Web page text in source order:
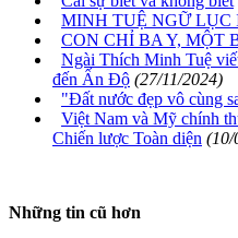
MINH TUỆ NGỮ LỤC
CON CHỈ BA Y, MỘT
Ngài Thích Minh Tuệ
đến Ấn Độ (27/11/2024)
"Đất nước đẹp vô cùng
Việt Nam và Mỹ chính
Chiến lược Toàn diện (10/
Những tin cũ hơn